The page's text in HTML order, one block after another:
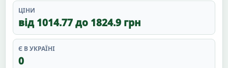
ЦІНИ
від 1014.77 до 1824.9 грн
Є В УКРАЇНІ
0